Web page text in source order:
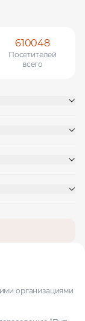
610048
Посетителей
всего
организациями